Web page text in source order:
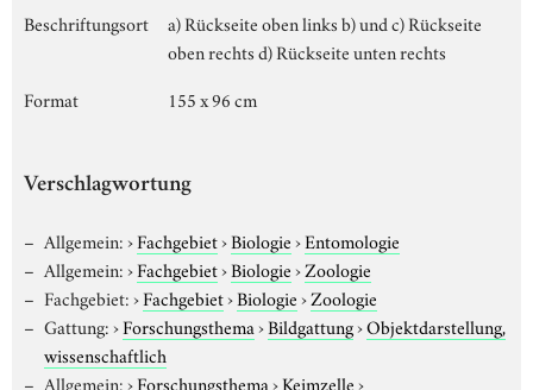
Beschriftungsort
a) Rückseite oben links b) und c) Rückseite
oben rechts d) Rückseite unten rechts
Format
155 x 96 cm
Verschlagwortung
Allgemein:›Fachgebiet›Biologie›Entomologie
Allgemein:›Fachgebiet›Biologie›Zoologie
Fachgebiet:›Fachgebiet›Biologie›Zoologie
Gattung:›Forschungsthema›Bildgattung›Objektdarstellung,
wissenschaftlich
Allgemein:›Forschungsthema›Keimzelle›